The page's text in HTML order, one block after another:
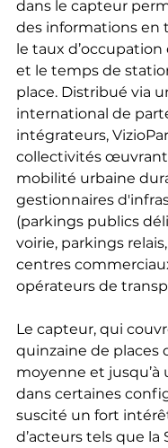
dans le capteur
des informations en
le taux d’occupation
et le temps de
place. Distribué via
international de
intégrateurs,
collectivités
mobilité urbaine
gestionnaires
(parkings publics
voirie, parkings
centres
opérateurs de
Le capteur, qui
quinzaine de places
moyenne et jusqu’à
dans certaines
suscité un fort
d’acteurs tels que la